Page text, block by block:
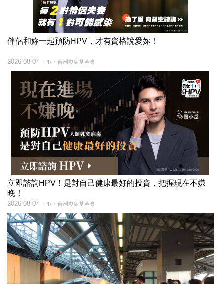
伴侶和妳一起預防HPV，才有資格說愛妳！
PR・台灣癌症基金會
2026-08-07
立即諮詢HPV！是對自己健康最好的投資，把握現在不嫌
晚！
PR・台灣癌症基金會
2026-08-07